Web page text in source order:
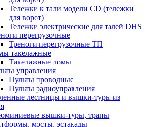
Тележки к тали модели CD (тележки
для ворот)
Тележки электрические для талей DHS
перегрузочные
Треноги перегрузочные ТП
такелажные
Такелажные ломы
управления
Пульты проводные
Пульты радиоуправления
лестницы и вышки-туры из
вышки-туры, трапы,
мосты, эстакады